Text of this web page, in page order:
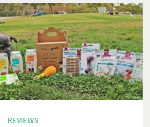
REVIEWS